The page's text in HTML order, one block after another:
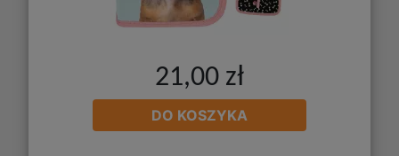
21,00 zł
DO KOSZYKA